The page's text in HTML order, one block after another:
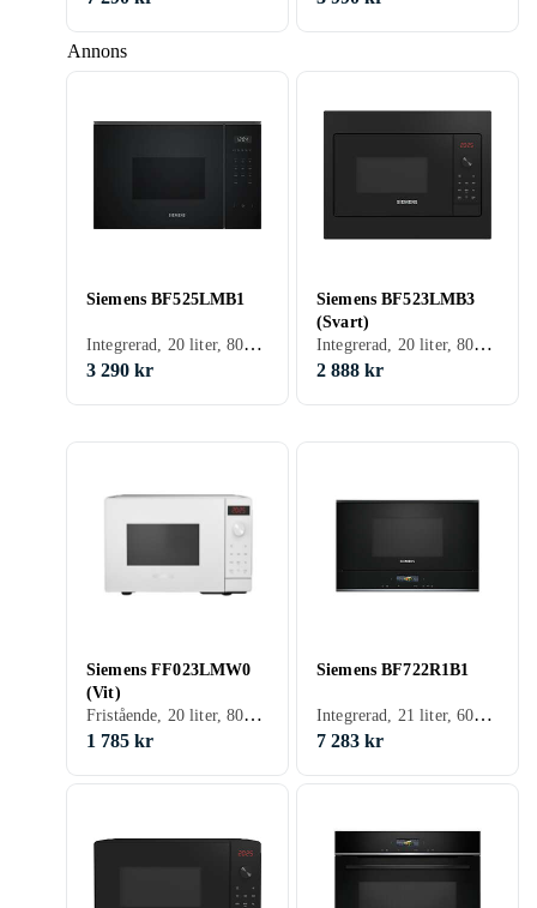
Annons
Siemens BF525LMB1
Integrerad, 20 liter, 800 W
3 290 kr
Siemens BF523LMB3
(Svart)
Integrerad, 20 liter, 800 W
2 888 kr
Siemens FF023LMW0
(Vit)
Fristående, 20 liter, 800 W
1 785 kr
Siemens BF722R1B1
Integrerad, 21 liter, 600 W
7 283 kr